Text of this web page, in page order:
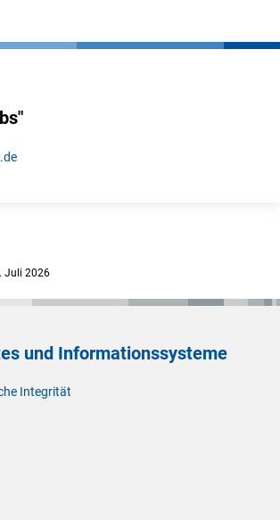
Juli 2026
und Informationssysteme
Integrität